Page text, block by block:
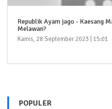
Republik Ayam jago - Kaesang
Melawan?
Kamis, 28 September 2023 | 15:01
POPULER